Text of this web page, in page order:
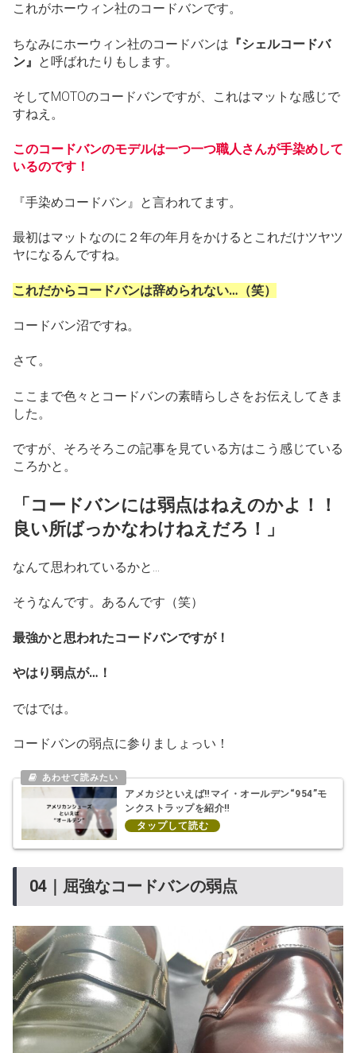
これがホーウィン社のコードバンです。
ちなみにホーウィン社のコードバンは 『シェルコードバ
ン』 と呼ばれたりもします。
そしてMOTOのコードバンですが、これはマットな感じで
すねえ。
このコードバンのモデルは一つ一つ職人さんが手染めして
いるのです！
『手染めコードバン』と言われてます。
最初はマットなのに２年の年月をかけるとこれだけツヤツ
ヤになるんですね。
これだからコードバンは辞められない…（笑）
コードバン沼ですね。
さて。
ここまで色々とコードバンの素晴らしさをお伝えしてきま
した。
ですが、そろそろこの記事を見ている方はこう感じている
ころかと。
「コードバンには弱点はねえのかよ！！
良い所ばっかなわけねえだろ！」
なんて思われているかと…
そうなんです。あるんです（笑）
最強かと思われたコードバンですが！
やはり弱点が…！
ではでは。
コードバンの弱点に参りましょっい！
アメカジといえば‼マイ・オールデン“954”モ
ンクストラップを紹介‼
04｜屈強なコードバンの弱点